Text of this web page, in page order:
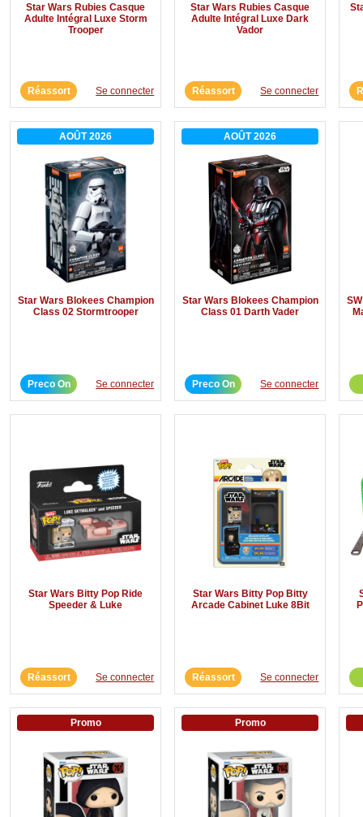
Star Wars Rubies Casque
Adulte Intégral Luxe Storm
Trooper
Réassort Se connecter
Star Wars Rubies Casque
Adulte Intégral Luxe Dark
Vador
Réassort Se connecter
AOÛT 2026
Star Wars Blokees Champion
Class 02 Stormtrooper
Preco On Se connecter
AOÛT 2026
Star Wars Blokees Champion
Class 01 Darth Vader
Preco On Se connecter
Star Wars Bitty Pop Ride
Speeder & Luke
Réassort Se connecter
Star Wars Bitty Pop Bitty
Arcade Cabinet Luke 8Bit
Réassort Se connecter
Promo Promo